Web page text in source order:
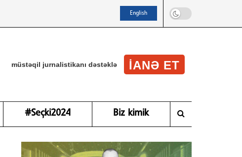
English
müstəqil jurnalistikanı dəstəklə IANƏ ET
#Seçki2024 Biz kimik